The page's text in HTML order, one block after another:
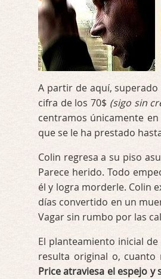
A partir de aquí,
cifra de los 70$ (sigo sin
centramos únicamente en
que se le ha prestado
Colin regresa a su piso
Parece herido. Todo
él y logra morderle. Colin
días convertido en un
Vagar sin rumbo por las
El planteamiento inicial de
resulta original o, cuanto
Price atraviesa el espejo